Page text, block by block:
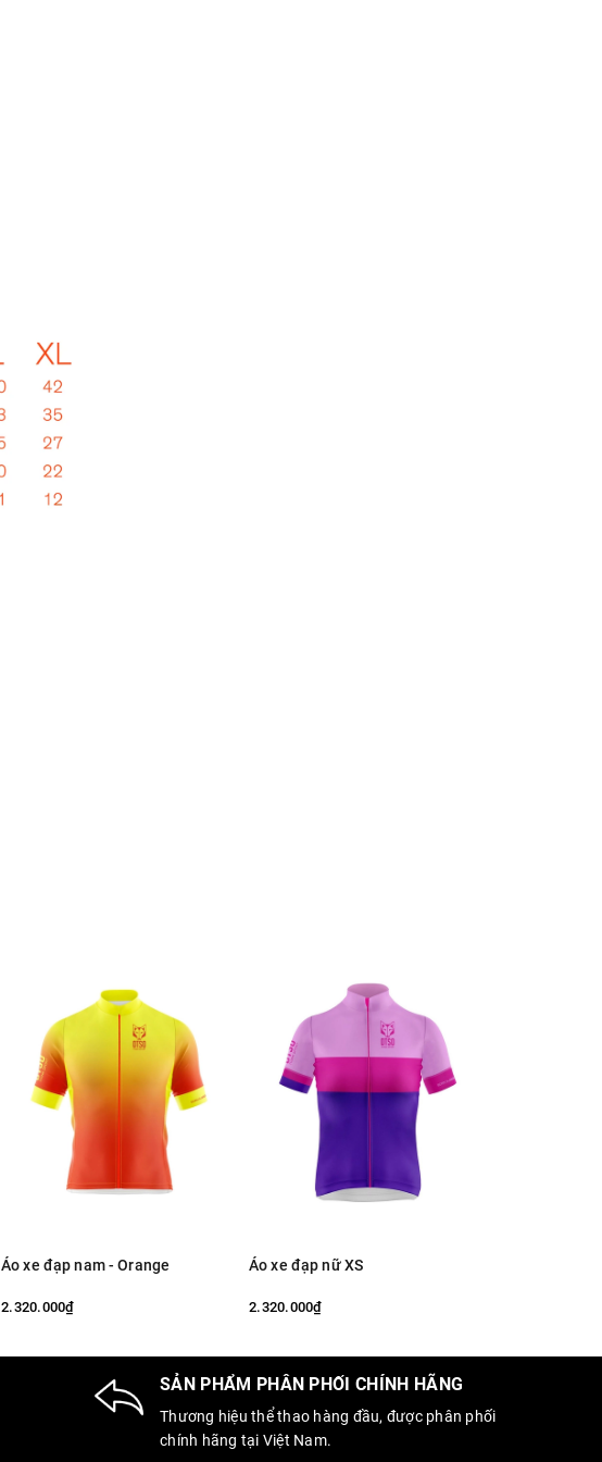
Áo xe đạp nam - Orange
2.320.000₫
Áo xe đạp nữ XS
2.320.000₫
SẢN PHẨM PHÂN PHỐI CHÍNH HÃNG
Thương hiệu thể thao hàng đầu, được phân phối
chính hãng tại Việt Nam.